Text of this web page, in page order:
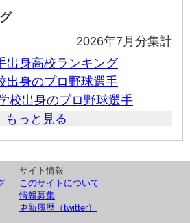
2026年7月分集計
出身高校ランキング
出身のプロ野球選手
校出身のプロ野球選手
もっと見る
サイト情報
このサイトについて
情報募集
更新履歴（twitter）